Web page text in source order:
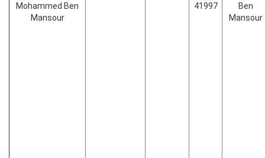
Mohammed Ben
Mansour
41997
Ben
Mansour